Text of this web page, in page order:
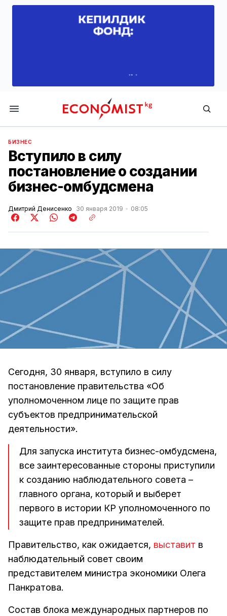
Economist.kg
БИЗНЕС
Вступило в силу
постановление о создании
бизнес-омбудсмена
Дмитрий Денисенко 30 января 2019 08:05
Сегодня, 30 января, вступило в силу
постановление правительства «Об
уполномоченном лице по защите прав
субъектов предпринимательской
деятельности».
Для запуска института бизнес-омбудсмена,
все заинтересованные стороны приступили
к созданию наблюдательного совета –
главного органа, который и выберет
первого в истории КР уполномоченного по
защите прав предпринимателей.
Правительство, как ожидается, выставит в
наблюдательный совет своим
представителем министра экономики Олега
Панкратова.
Состав блока международных партнеров по